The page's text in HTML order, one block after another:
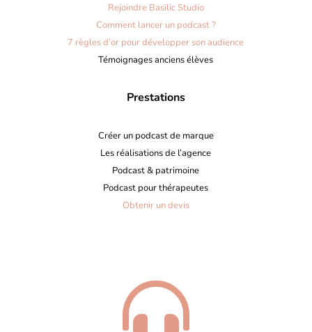
Rejoindre Basilic Studio
Comment lancer un podcast ?
7 règles d’or pour développer son audience
Témoignages anciens élèves
Prestations
Créer un podcast de marque
Les réalisations de l’agence
Podcast & patrimoine
Podcast pour thérapeutes
Obtenir un devis
